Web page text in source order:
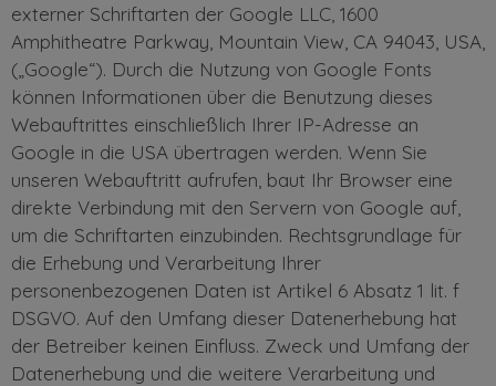
externer Schriftarten der Google LLC, 1600
Amphitheatre Parkway, Mountain View, CA 94043, USA,
(„Google“). Durch die Nutzung von Google Fonts
können Informationen über die Benutzung dieses
Webauftrittes einschließlich Ihrer IP-Adresse an
Google in die USA übertragen werden. Wenn Sie
unseren Webauftritt aufrufen, baut Ihr Browser eine
direkte Verbindung mit den Servern von Google auf,
um die Schriftarten einzubinden. Rechtsgrundlage für
die Erhebung und Verarbeitung Ihrer
personenbezogenen Daten ist Artikel 6 Absatz 1 lit. f
DSGVO. Auf den Umfang dieser Datenerhebung hat
der Betreiber keinen Einfluss. Zweck und Umfang der
Datenerhebung und die weitere Verarbeitung und